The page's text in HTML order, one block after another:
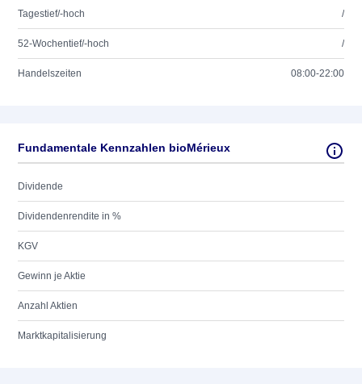
Tagestief/-hoch /
52-Wochentief/-hoch /
Handelszeiten 08:00-22:00
Fundamentale Kennzahlen bioMérieux
Dividende
Dividendenrendite in %
KGV
Gewinn je Aktie
Anzahl Aktien
Marktkapitalisierung